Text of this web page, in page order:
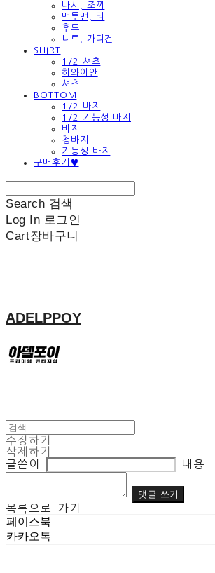
나시, 조끼
맨투맨, 티
후드
니트, 가디건
SHIRT
1/2 셔츠
하와이안
셔츠
BOTTOM
1/2 바지
1/2 기능성 바지
바지
청바지
기능성 바지
구매후기♥
Search 검색
Log In 로그인
Cart장바구니
ADELPPOY
수정하기
삭제하기
글쓴이
내용
댓글 쓰기
목록으로 가기
페이스북
카카오톡